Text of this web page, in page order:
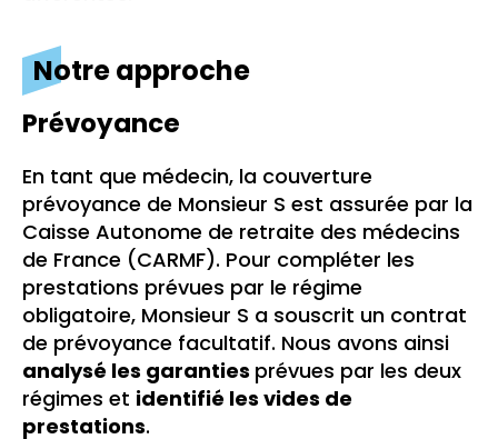
Notre approche
Prévoyance
En tant que médecin, la couverture
prévoyance de Monsieur S est assurée par la
Caisse Autonome de retraite des médecins
de France (CARMF). Pour compléter les
prestations prévues par le régime
obligatoire, Monsieur S a souscrit un contrat
de prévoyance facultatif. Nous avons ainsi
analysé les garanties prévues par les deux
régimes et identifié les vides de
prestations.